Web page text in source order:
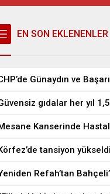
EN SON EKLENENLER